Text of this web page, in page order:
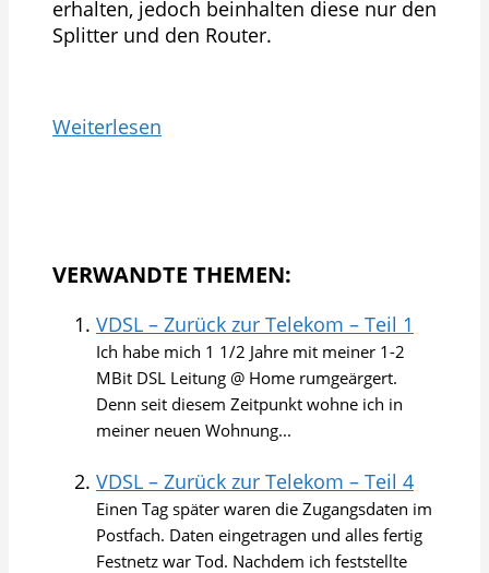
erhalten, jedoch beinhalten diese nur den
Splitter und den Router.
Weiterlesen
VERWANDTE THEMEN:
VDSL – Zurück zur Telekom – Teil 1
Ich habe mich 1 1/2 Jahre mit meiner 1-2
MBit DSL Leitung @ Home rumgeärgert.
Denn seit diesem Zeitpunkt wohne ich in
meiner neuen Wohnung...
VDSL – Zurück zur Telekom – Teil 4
Einen Tag später waren die Zugangsdaten im
Postfach. Daten eingetragen und alles fertig
Festnetz war Tod. Nachdem ich feststellte